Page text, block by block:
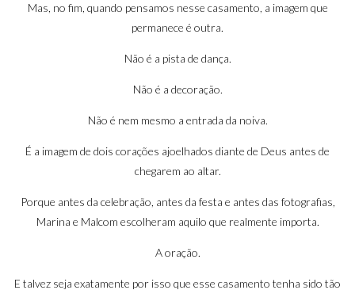
Mas, no fim, quando pensamos nesse casamento, a imagem que
permanece é outra.
Não é a pista de dança.
Não é a decoração.
Não é nem mesmo a entrada da noiva.
É a imagem de dois corações ajoelhados diante de Deus antes de
chegarem ao altar.
Porque antes da celebração, antes da festa e antes das fotografias,
Marina e Malcom escolheram aquilo que realmente importa.
A oração.
E talvez seja exatamente por isso que esse casamento tenha sido tão